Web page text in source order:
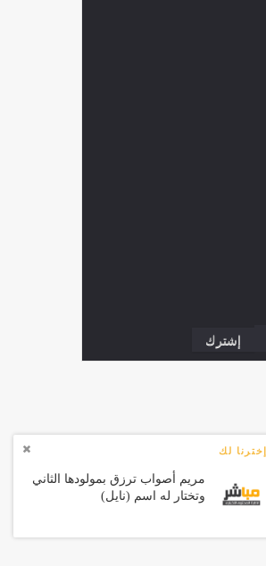
إخترنا لك
مريم أصواب ترزق بمولودها الثاني
وتختار له اسم (نايل)